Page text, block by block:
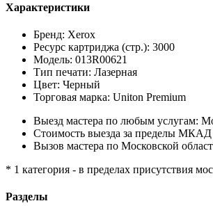
Характеристики
Бренд: Xerox
Ресурс картриджа (стр.): 3000
Модель: 013R00621
Тип печати: Лазерная
Цвет: Черный
Торговая марка: Uniton Premium
Выезд мастера по любым услугам:
Стоимость выезда за пределы МКАД
Вызов мастера по Московской
* 1 категория - в пределах присутствия
Разделы